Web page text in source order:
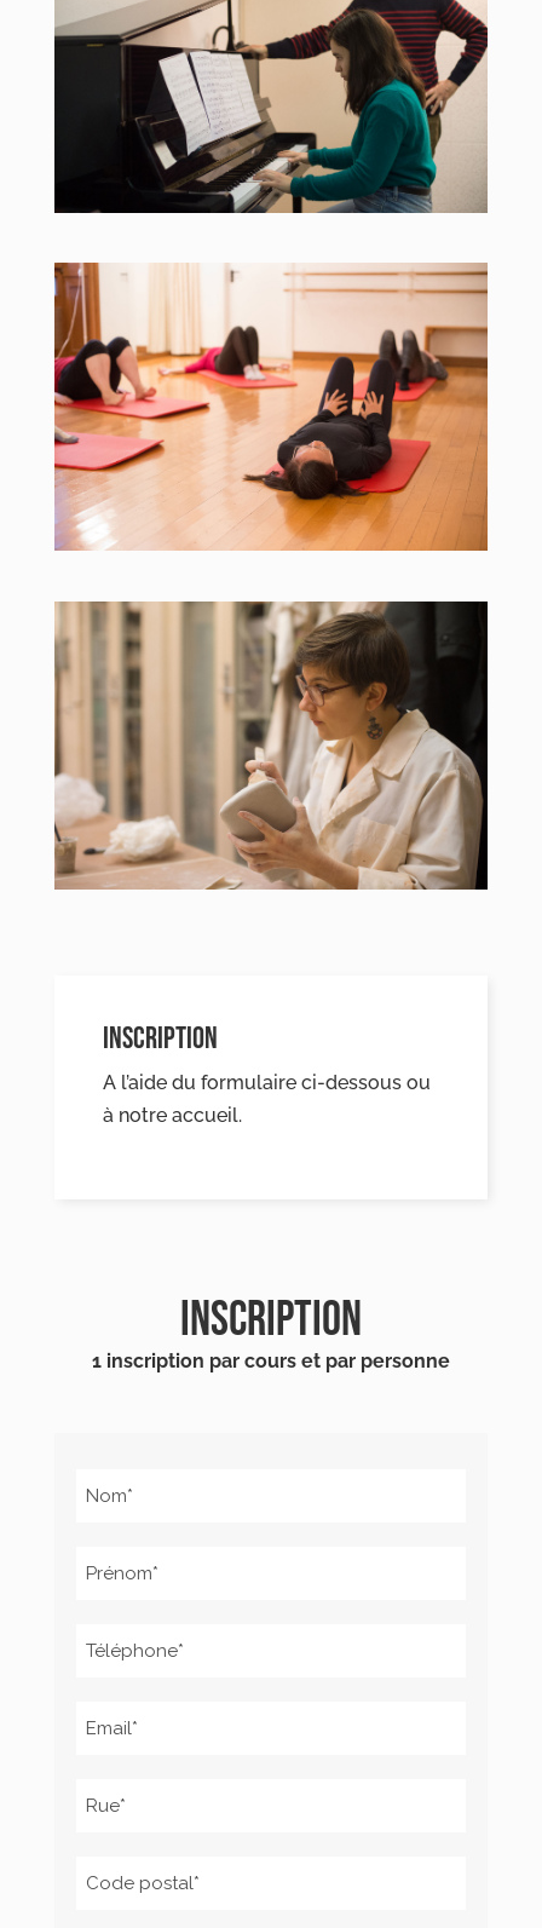
INSCRIPTION
A l’aide du formulaire ci-dessous ou
à notre accueil.
INSCRIPTION
1 inscription par cours et par personne